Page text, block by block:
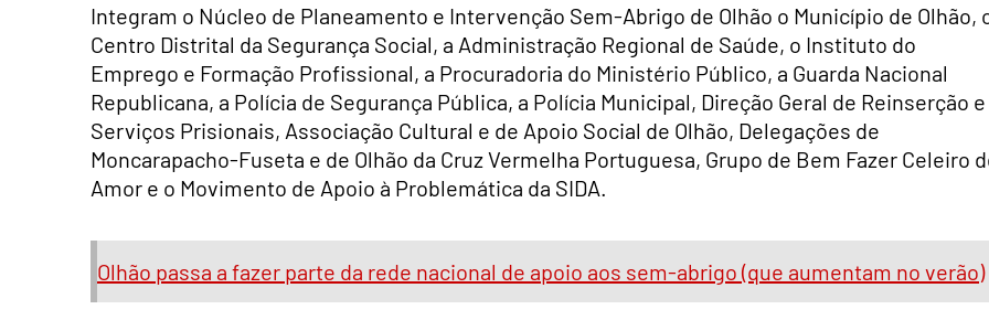
Integram o Núcleo de Planeamento e Intervenção Sem-Abrigo de Olhão o Município de Olhão,
Centro Distrital da Segurança Social, a Administração Regional de Saúde, o Instituto do
Emprego e Formação Profissional, a Procuradoria do Ministério Público, a Guarda Nacional
Republicana, a Polícia de Segurança Pública, a Polícia Municipal, Direção Geral de Reinserção e
Serviços Prisionais, Associação Cultural e de Apoio Social de Olhão, Delegações de
Moncarapacho-Fuseta e de Olhão da Cruz Vermelha Portuguesa, Grupo de Bem Fazer Celeiro
Amor e o Movimento de Apoio à Problemática da SIDA.
Olhão passa a fazer parte da rede nacional de apoio aos sem-abrigo (que aumentam no verão)